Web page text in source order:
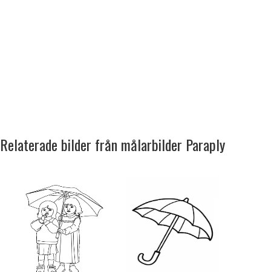
Relaterade bilder från målarbilder Paraply